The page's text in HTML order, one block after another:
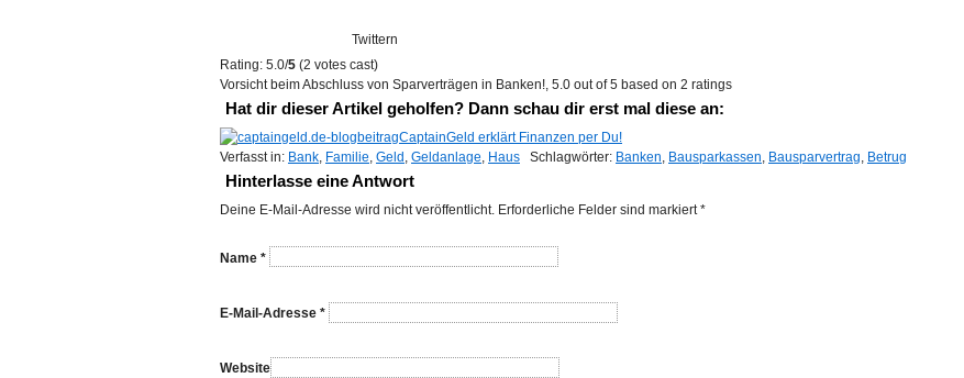
Twittern
Rating: 5.0/5 (2 votes cast)
Vorsicht beim Abschluss von Sparverträgen in Banken!, 5.0 out of5 based on 2 ratings
Hat dir dieser Artikel geholfen? Dann schau dir erst mal diese an:
CaptainGeld erklärt Finanzen per Du!
Verfasst in: Bank, Familie, Geld, Geldanlage, Haus Schlagwörter: Banken, Bausparkassen, Bausparvertrag, Betrug
Hinterlasse eine Antwort
Deine E-Mail-Adresse wird nicht veröffentlicht. Erforderliche Felder sind markiert*
Name *
E-Mail-Adresse *
Website